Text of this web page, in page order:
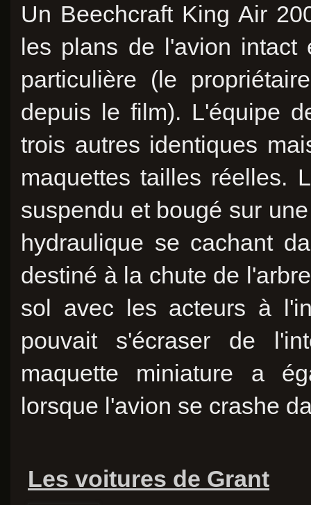
Un Beechcraft King Air
les plans de l'avion intact
particulière (le
depuis le film). L'équipe
trois autres identiques
maquettes tailles réelles.
suspendu et bougé sur
hydraulique se cachant
destiné à la chute de
sol avec les acteurs à
pouvait s'écraser de
maquette miniature a
lorsque l'avion se crashe
Les voitures de Grant